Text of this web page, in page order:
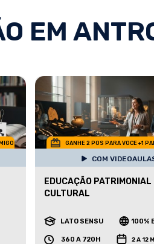
EM
GANHE 2 POS PARA VOCE +1
COM
EDUCAÇÃO PATRIMONIAL
CULTURAL
LATO SENSU 100%
360 A 720H 2 A 12